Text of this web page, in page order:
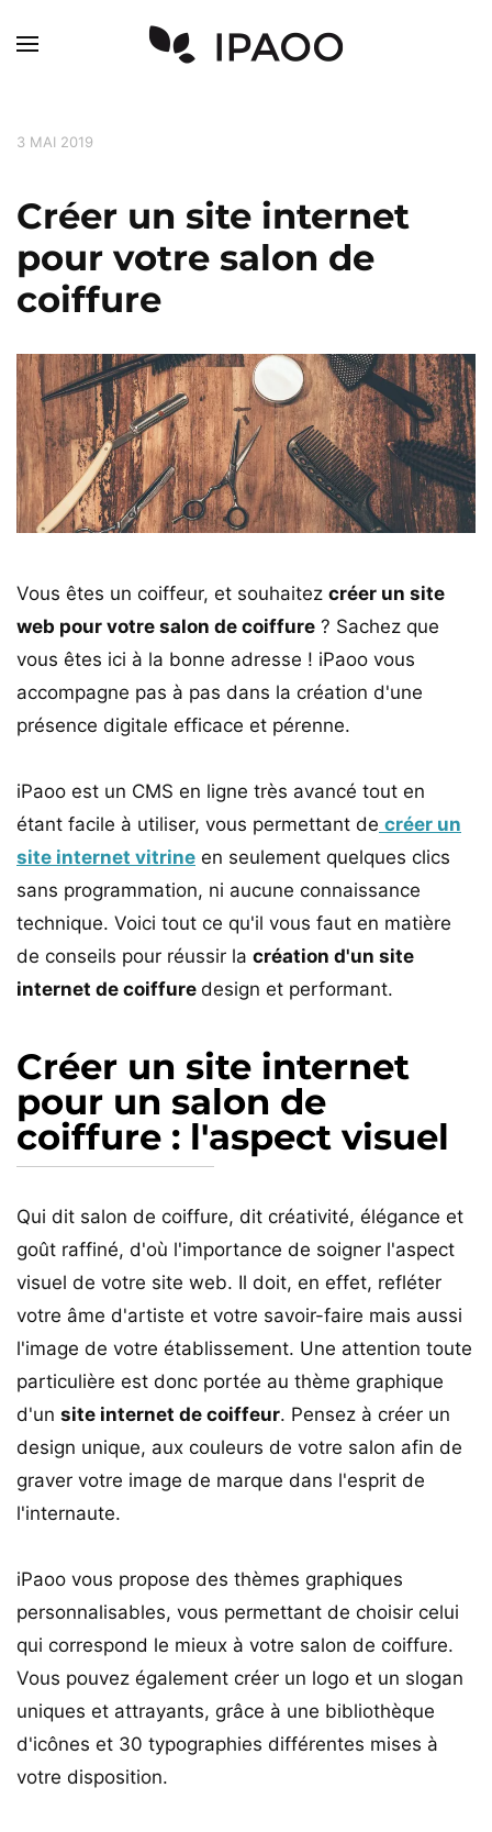
Skip to main content
3 MAI 2019
Créer un site internet
pour votre salon de
coiffure
Vous êtes un coiffeur, et souhaitez créer un site
web pour votre salon de coiffure ? Sachez que
vous êtes ici à la bonne adresse ! iPaoo vous
accompagne pas à pas dans la création d'une
présence digitale efficace et pérenne.
iPaoo est un CMS en ligne très avancé tout en
étant facile à utiliser, vous permettant de créer un
site internet vitrine en seulement quelques clics
sans programmation, ni aucune connaissance
technique. Voici tout ce qu'il vous faut en matière
de conseils pour réussir la création d'un site
internet de coiffure design et performant.
Créer un site internet
pour un salon de
coiffure : l'aspect visuel
Qui dit salon de coiffure, dit créativité, élégance et
goût raffiné, d'où l'importance de soigner l'aspect
visuel de votre site web. Il doit, en effet, refléter
votre âme d'artiste et votre savoir-faire mais aussi
l'image de votre établissement. Une attention toute
particulière est donc portée au thème graphique
d'un site internet de coiffeur. Pensez à créer un
design unique, aux couleurs de votre salon afin de
graver votre image de marque dans l'esprit de
l'internaute.
iPaoo vous propose des thèmes graphiques
personnalisables, vous permettant de choisir celui
qui correspond le mieux à votre salon de coiffure.
Vous pouvez également créer un logo et un slogan
uniques et attrayants, grâce à une bibliothèque
d'icônes et 30 typographies différentes mises à
votre disposition.